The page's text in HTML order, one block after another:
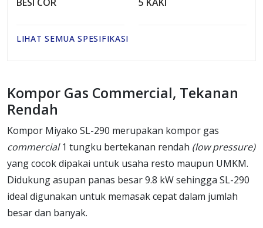
LIHAT SEMUA SPESIFIKASI
Kompor Gas Commercial, Tekanan
Rendah
Kompor Miyako SL-290 merupakan kompor gas
commercial1 tungku bertekanan rendah (low pressure)
yang cocok dipakai untuk usaha resto maupun UMKM.
Didukung asupan panas besar 9.8 kW sehingga SL-290
ideal digunakan untuk memasak cepat dalam jumlah
besar dan banyak.